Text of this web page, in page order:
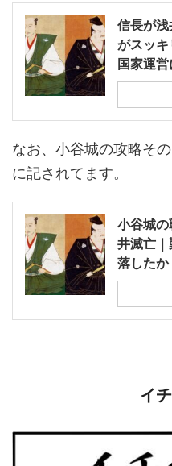
信長が
がスッ
国家運
なお、小谷城の攻略そ
に記されてます。
小谷城
井滅亡
落したか
イ